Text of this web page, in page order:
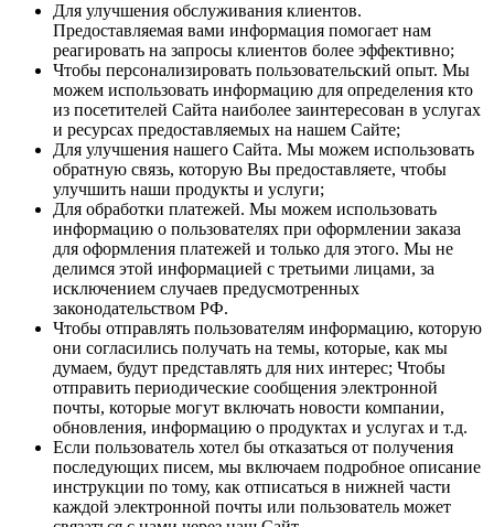
Для улучшения обслуживания клиентов.
Предоставляемая вами информация помогает нам
реагировать на запросы клиентов более эффективно;
Чтобы персонализировать пользовательский опыт. Мы
можем использовать информацию для определения кто
из посетителей Сайта наиболее заинтересован в услугах
и ресурсах предоставляемых на нашем Сайте;
Для улучшения нашего Сайта. Мы можем использовать
обратную связь, которую Вы предоставляете, чтобы
улучшить наши продукты и услуги;
Для обработки платежей. Мы можем использовать
информацию о пользователях при оформлении заказа
для оформления платежей и только для этого. Мы не
делимся этой информацией с третьими лицами, за
исключением случаев предусмотренных
законодательством РФ.
Чтобы отправлять пользователям информацию, которую
они согласились получать на темы, которые, как мы
думаем, будут представлять для них интерес; Чтобы
отправить периодические сообщения электронной
почты, которые могут включать новости компании,
обновления, информацию о продуктах и услугах и т.д.
Если пользователь хотел бы отказаться от получения
последующих писем, мы включаем подробное описание
инструкции по тому, как отписаться в нижней части
каждой электронной почты или пользователь может